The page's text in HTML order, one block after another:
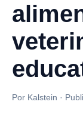
Por Kalstein ·